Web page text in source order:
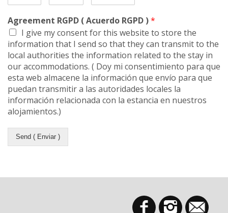
Agreement RGPD ( Acuerdo RGPD )*
I give my consent for this website to store the
information that I send so that they can transmit to the
local authorities the information related to the stay in
our accommodations. ( Doy mi consentimiento para que
esta web almacene la información que envío para que
puedan transmitir a las autoridades locales la
información relacionada con la estancia en nuestros
alojamientos.)
Send ( Enviar )